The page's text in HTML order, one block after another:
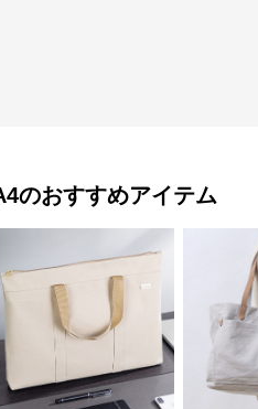
のおすすめアイテム